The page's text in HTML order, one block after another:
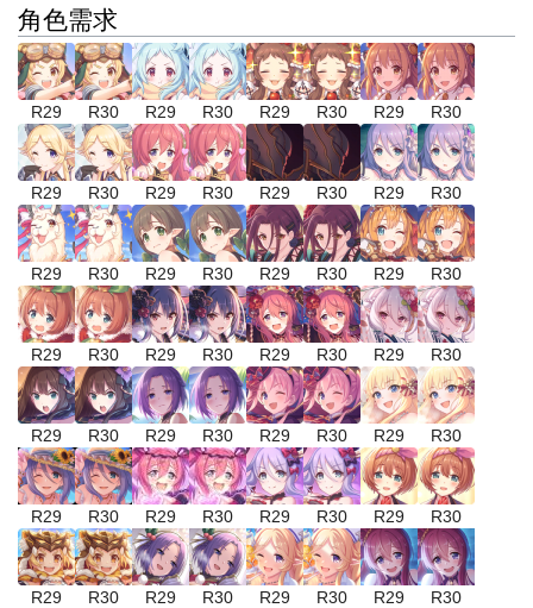
角色需求
R29 R30 R29 R30 R29 R30 R29 R30
R29 R30 R29 R30 R29 R30 R29 R30
R29 R30 R29 R30 R29 R30 R29 R30
R29 R30 R29 R30 R29 R30 R29 R30
R29 R30 R29 R30 R29 R30 R29 R30
R29 R30 R29 R30 R29 R30 R29 R30
R29 R30 R29 R30 R29 R30 R29 R30